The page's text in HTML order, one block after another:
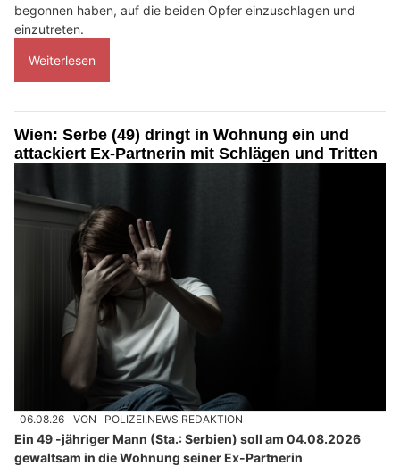
begonnen haben, auf die beiden Opfer einzuschlagen und
einzutreten.
Weiterlesen
Wien: Serbe (49) dringt in Wohnung ein und
attackiert Ex-Partnerin mit Schlägen und Tritten
06.08.26 VON POLIZEI.NEWS REDAKTION
Ein 49 -jähriger Mann (Sta.: Serbien) soll am 04.08.2026
gewaltsam in die Wohnung seiner Ex-Partnerin